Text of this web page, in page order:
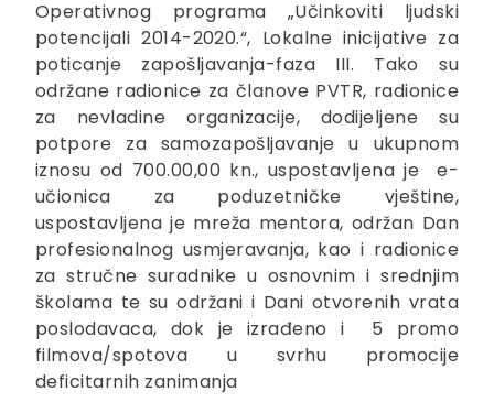
Operativnog programa „Učinkoviti ljudski
potencijali 2014-2020.“, Lokalne inicijative za
poticanje zapošljavanja-faza III. Tako su
održane radionice za članove PVTR, radionice
za nevladine organizacije, dodijeljene su
potpore za samozapošljavanje u ukupnom
iznosu od 700.00,00 kn., uspostavljena je e-
učionica za poduzetničke vještine,
uspostavljena je mreža mentora, održan Dan
profesionalnog usmjeravanja, kao i radionice
za stručne suradnike u osnovnim i srednjim
školama te su održani i Dani otvorenih vrata
poslodavaca, dok je izrađeno i 5 promo
filmova/spotova u svrhu promocije
deficitarnih zanimanja